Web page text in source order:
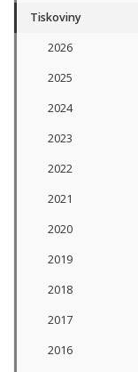
Tiskoviny
2026
2025
2024
2023
2022
2021
2020
2019
2018
2017
2016